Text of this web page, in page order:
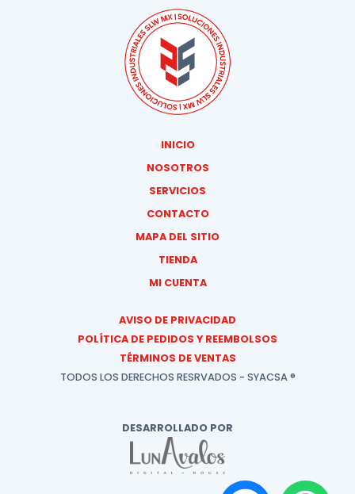
INICIO
NOSOTROS
SERVICIOS
CONTACTO
MAPA DEL SITIO
TIENDA
MI CUENTA
AVISO DE PRIVACIDAD
POLÍTICA DE PEDIDOS Y REEMBOLSOS
TÉRMINOS DE VENTAS
TODOS LOS DERECHOS RESRVADOS - SYACSA ®
DESARROLLADO POR